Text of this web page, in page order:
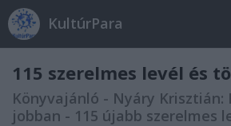
KultúrPara
115 szerelmes levél és
Könyvajánló - Nyáry Krisztián:
jobban - 115 újabb szerelmes